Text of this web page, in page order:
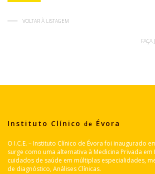
VOLTAR À LISTAGEM
FAÇA
Instituto Clínico de Évora
O I.C.E. – Instituto Clínico de Évora foi inaugurado
surge como uma alternativa à Medicina Privada em
cuidados de saúde em múltiplas especialidades,
de diagnóstico, Análises Clínicas.